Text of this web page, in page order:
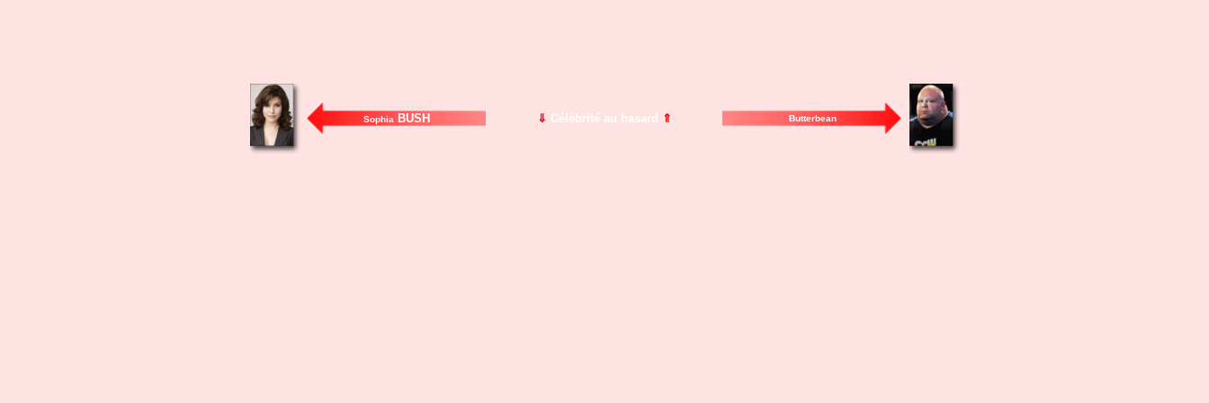
SophiaBUSH ⇓ Célébrité au hasard ⇑ Butterbean